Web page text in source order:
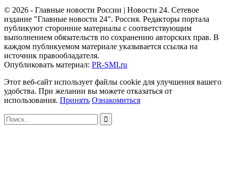
© 2026 - Главные новости России | Новости 24. Сетевое
издание "Главные новости 24". Россия. Редакторы портала
публикуют сторонние материалы с соответствующим
выполнением обязательств по сохранению авторских прав. В
каждом публикуемом материале указывается ссылка на
источник правообладателя.
Опубликовать материал: PR-SMI.ru
Этот веб-сайт использует файлы cookie для улучшения вашего
удобства. При желании вы можете отказаться от
использования. Принять Ознакомиться